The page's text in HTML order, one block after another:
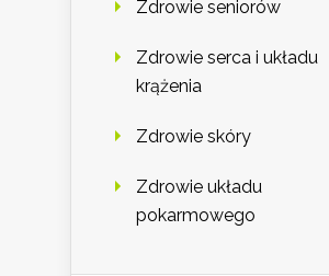
Zdrowie seniorów
Zdrowie serca i układu
krążenia
Zdrowie skóry
Zdrowie układu
pokarmowego